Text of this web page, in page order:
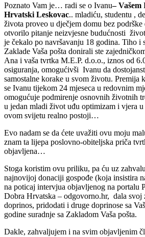
Poznato Vam je… radi se o Ivanu– Vašem
Hrvatski Leskovac.. mladiću, studentu ,
života proveo u dječjem domu bez
otvorilo pitanje neizvjesne budućnosti
je čekalo po navršavanju 18 godina. Tiho i
Zaklade Vaša pošta donirali ste
Ana i vaša tvrtka M.E.P. d.o.o., iznos od
osiguranja, omogućivši Ivanu da
samostalne korake u svom životu. Premija
se Ivanu tijekom 24 mjeseca u redovnim
omogućuje podmirenje osnovnih životnih
u jedan mladi život uđu optimizam i vjera u
ovom svijetu realno postoji…
Evo nadam se da ćete uvažiti ovu moju
znam ta lijepa poslovno-obiteljska priča
objavljena…
Stoga koristim ovu priliku, pa ću uz
najnovijoj donaciji gospođe (koja insistira
na poticaj intervjua objavljenog na portalu
Dobra Hrvatska – odgovorno.hr, dala svoj
doprinos, pridodati i druge doprinose sa
godine suradnje sa Zakladom Vaša pošta.
Dakle, zahvaljujem i na svim objavljenim